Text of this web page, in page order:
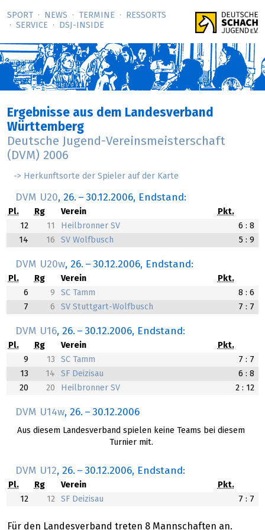
SPORT NEWS TERMINE
RESSORTS
SERVICE
DSJ-­INSIDE
Ergebnisse aus dem Landesverband
Württemberg
Deutsche Jugend-Vereinsmeisterschaft
(DVM) 2006
-> Herkunftsorte der Spieler auf der Karte
DVM U20, 26. – 30.12.2006, Endstand:
Pl. Rg Verein
Pkt.
12
11 Heilbronner SV
6 : 8
14
16 SV Wolfbusch 5 : 9
DVM U20w, 26. – 30.12.2006, Endstand:
Pl. Rg Verein
Pkt.
6
9 SC Tamm
8 : 6
7
6 SV Stuttgart-Wolfbusch 7 : 7
DVM U16, 26. – 30.12.2006, Endstand:
Pl. Rg Verein
Pkt.
9
13 SC Tamm
7 : 7
13
14 SF Deizisau
6 : 8
20
20 Heilbronner SV 2 : 12
DVM U14w, 26. – 30.12.2006
Aus diesem Landesverband spielen keine Teams bei diesem
Turnier mit.
DVM U12, 26. – 30.12.2006, Endstand:
Pl. Rg Verein
Pkt.
12
12 SF Deizisau 7 : 7
Für den Landesverband treten 8 Mannschaften an.